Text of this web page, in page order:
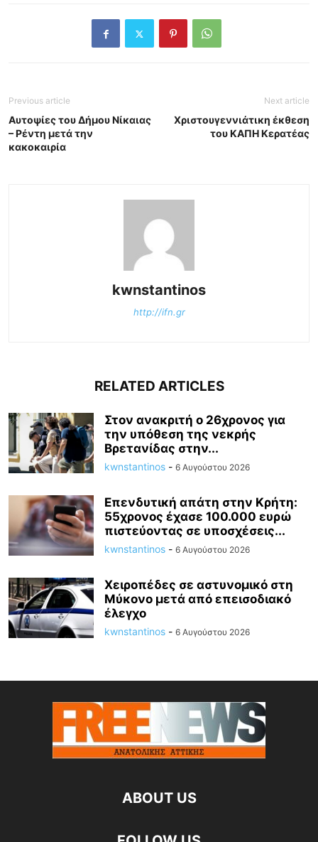
Previous article
Αυτοψίες του Δήμου Νίκαιας
– Ρέντη μετά την
κακοκαιρία
Next article
Χριστουγεννιάτικη έκθεση
του ΚΑΠΗ Κερατέας
kwnstantinos
http://ifn.gr
RELATED ARTICLES
Στον ανακριτή ο 26χρονος για
την υπόθεση της νεκρής
Βρετανίδας στην...
kwnstantinos - 6 Αυγούστου 2026
Επενδυτική απάτη στην Κρήτη:
55χρονος έχασε 100.000 ευρώ
πιστεύοντας σε υποσχέσεις...
kwnstantinos - 6 Αυγούστου 2026
Χειροπέδες σε αστυνομικό στη
Μύκονο μετά από επεισοδιακό
έλεγχο
kwnstantinos - 6 Αυγούστου 2026
ABOUT US